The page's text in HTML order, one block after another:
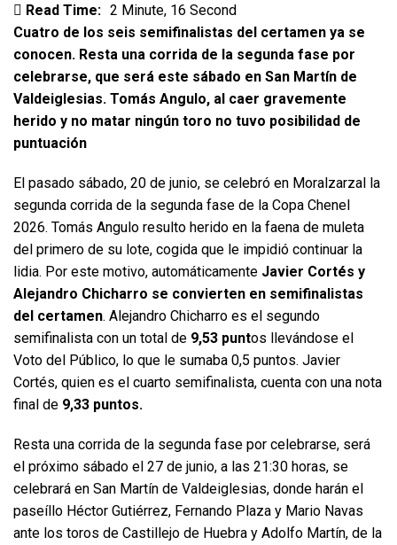
Read Time: 2 Minute, 16 Second
Cuatro de los seis semifinalistas del certamen ya se
conocen. Resta una corrida de la segunda fase por
celebrarse, que será este sábado en San Martín de
Valdeiglesias. Tomás Angulo, al caer gravemente
herido y no matar ningún toro no tuvo posibilidad de
puntuación
El pasado sábado, 20 de junio, se celebró en Moralzarzal la
segunda corrida de la segunda fase de la Copa Chenel
2026. Tomás Angulo resulto herido en la faena de muleta
del primero de su lote, cogida que le impidió continuar la
lidia. Por este motivo, automáticamente Javier Cortés y
Alejandro Chicharro se convierten en semifinalistas
del certamen. Alejandro Chicharro es el segundo
semifinalista con un total de 9,53 puntos llevándose el
Voto del Público, lo que le sumaba 0,5 puntos. Javier
Cortés, quien es el cuarto semifinalista, cuenta con una nota
final de 9,33 puntos.
Resta una corrida de la segunda fase por celebrarse, será
el próximo sábado el 27 de junio, a las 21:30 horas, se
celebrará en San Martín de Valdeiglesias, donde harán el
paseíllo Héctor Gutiérrez, Fernando Plaza y Mario Navas
ante los toros de Castillejo de Huebra y Adolfo Martín, de la